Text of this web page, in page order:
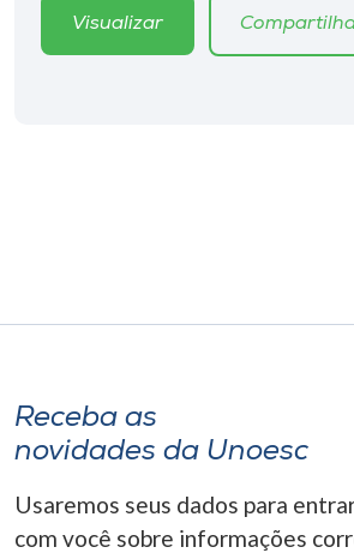
Rádio
A+
Visualizar
Receba as
novidades da Unoesc
Usaremos seus dados para
com você sobre informações